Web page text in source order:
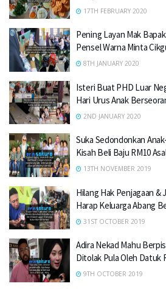
17TH FEBRUARY 2020
Pening Layan Mak
Pensel Warna Minta
8TH JANUARY 2020
Isteri Buat PHD Luar
Hari Urus Anak
2ND JANUARY 2020
Suka Sedondonkan
Kisah Beli Baju RM10
13TH NOVEMBER 2019
Hilang Hak Penjagaan &
Harap Keluarga Abang
31ST OCTOBER 2019
Adira Nekad Mahu
Ditolak Pula Oleh Datuk
9TH OCTOBER 2019